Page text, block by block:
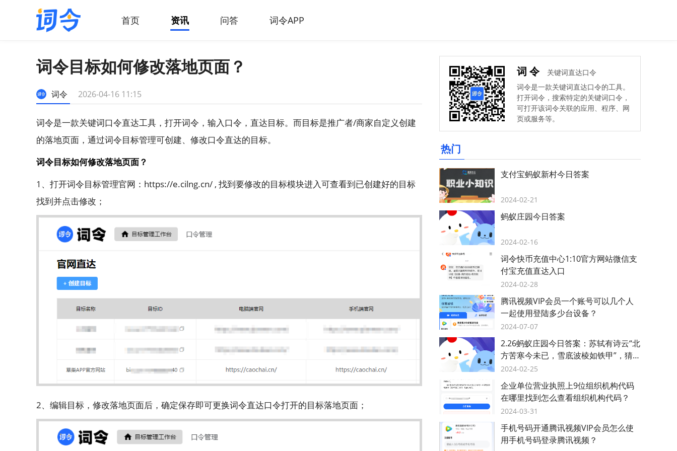
首页 资讯 问答 词令APP
词令目标如何修改落地页面？
词令 2026-04-16 11:15
词令是一款关键词口令直达工具，打开词令，输入口令，直达目标。而目标是推广者/商家自定义创建
的落地页面，通过词令目标管理可创建、修改口令直达的目标。
词令目标如何修改落地页面？
1、打开词令目标管理官网： https://e.cilng.cn/ , 找到要修改的目标模块进入可查看到已创建好的目标
找到并点击修改；
2、编辑目标，修改落地页面后，确定保存即可更换词令直达口令打开的目标落地页面；
词令
关键词直达口令
词令是一款关键词直达口令的工具。
打开词令，搜索特定的关键词口令，
可打开该词令关联的应用、程序、网
页或服务等。
热门
支付宝蚂蚁新村今日答案
2024-02-21
蚂蚁庄园今日答案
2024-02-16
词令快币充值中心1:10官方网站微信支
付宝充值直达入口
2024-02-28
腾讯视频VIP会员一个账号可以几个人
一起使用登陆多少台设备？
2024-07-07
2.26蚂蚁庄园今日答案：苏轼有诗云“北
方苦寒今未已，雪底波棱如铁甲”，猜猜
是哪种蔬菜？
2024-02-25
企业单位营业执照上9位组织机构代码
在哪里找到怎么查看组织机构代码？
2024-03-31
手机号码开通腾讯视频VIP会员怎么使
用手机号码登录腾讯视频？